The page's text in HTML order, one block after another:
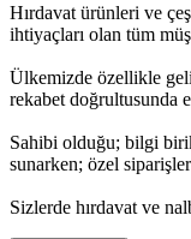
Hırdavat ürünleri ve
ihtiyaçları olan tüm
Ülkemizde özellikle
rekabet doğrultusunda
Sahibi olduğu; bilgi
sunarken; özel
Sizlerde hırdavat ve